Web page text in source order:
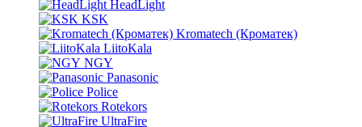
HeadLight
KSK
Kromatech (Кроматек)
LiitoKala
NGY
Panasonic
Police
Rotekors
UltraFire